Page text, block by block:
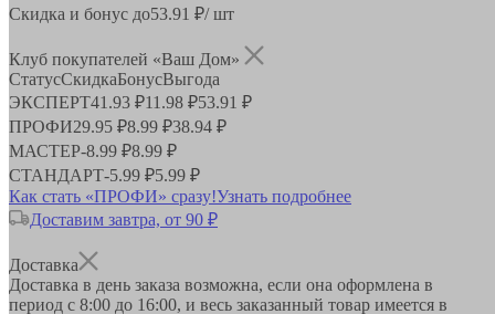
Скидка и бонус до53.91 ₽/ шт
Клуб покупателей «Ваш Дом»
СтатусСкидкаБонусВыгода
ЭКСПЕРТ41.93 ₽11.98 ₽53.91 ₽
ПРОФИ29.95 ₽8.99 ₽38.94 ₽
МАСТЕР-8.99 ₽8.99 ₽
СТАНДАРТ-5.99 ₽5.99 ₽
Как стать «ПРОФИ» сразу!Узнать подробнее
Доставим завтра, от 90 ₽
Доставка
Доставка в день заказа возможна, если она оформлена в
период с 8:00 до 16:00, и весь заказанный товар имеется в